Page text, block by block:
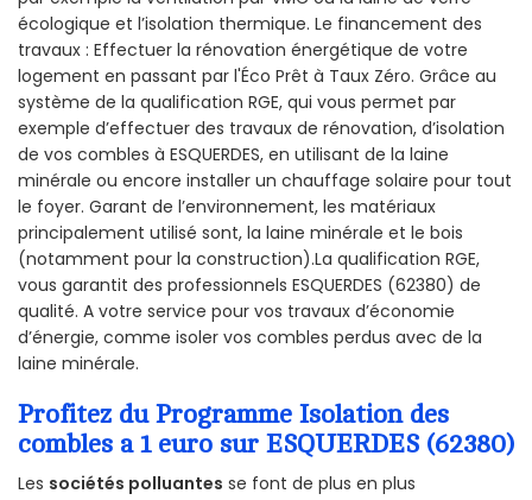
écologique et l’isolation thermique. Le financement des
travaux : Effectuer la rénovation énergétique de votre
logement en passant par l'Éco Prêt à Taux Zéro. Grâce au
système de la qualification RGE, qui vous permet par
exemple d’effectuer des travaux de rénovation, d’isolation
de vos combles à ESQUERDES, en utilisant de la laine
minérale ou encore installer un chauffage solaire pour tout
le foyer. Garant de l’environnement, les matériaux
principalement utilisé sont, la laine minérale et le bois
(notamment pour la construction).La qualification RGE,
vous garantit des professionnels ESQUERDES (62380) de
qualité. A votre service pour vos travaux d’économie
d’énergie, comme isoler vos combles perdus avec de la
laine minérale.
Profitez du Programme Isolation des
combles a 1 euro sur ESQUERDES (62380)
Les sociétés polluantes se font de plus en plus